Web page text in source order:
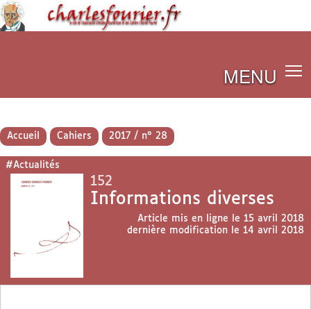
MENU
Accueil Cahiers 2017 / n° 28
#Actualités
152
Informations diverses
Article mis en ligne le 15 avril 2018
dernière modification le 14 avril 2018